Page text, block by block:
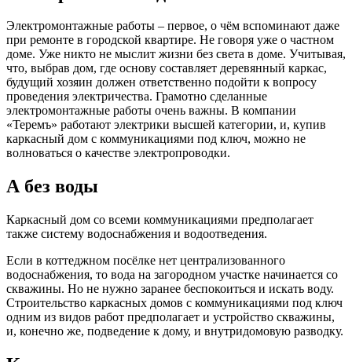
Электромонтажные работы ‒ первое, о чём вспоминают даже
при ремонте в городской квартире. Не говоря уже о частном
доме. Уже никто не мыслит жизни без света в доме. Учитывая,
что, выбрав дом, где основу составляет деревянный каркас,
будущий хозяин должен ответственно подойти к вопросу
проведения электричества. Грамотно сделанные
электромонтажные работы очень важны. В компании
«Теремъ» работают электрики высшей категории, и, купив
каркасный дом с коммуникациями под ключ, можно не
волноваться о качестве электропроводки.
А без воды
Каркасный дом со всеми коммуникациями предполагает
также систему водоснабжения и водоотведения.
Если в коттеджном посёлке нет централизованного
водоснабжения, то вода на загородном участке начинается со
скважины. Но не нужно заранее беспокоиться и искать воду.
Строительство каркасных домов с коммуникациями под ключ
одним из видов работ предполагает и устройство скважины,
и, конечно же, подведение к дому, и внутридомовую разводку.